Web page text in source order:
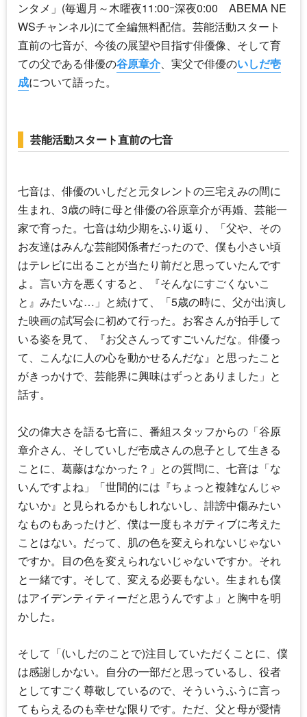
ンタメ」(毎週月～木曜夜11:00ｰ深夜0:00 ABEMA NE
WSチャンネル)にて全編無料配信。芸能活動スタート
直前の七音が、今後の展望や目指す俳優像、そして育
ての父である俳優の谷原章介、実父で俳優のいしだ壱
成について語った。
芸能活動スタート直前の七音
七音は、俳優のいしだと元タレントの三宅えみの間に
生まれ、3歳の時に母と俳優の谷原章介が再婚、芸能一
家で育った。七音は幼少期をふり返り、「父や、その
お友達はみんな芸能関係者だったので、僕も小さい頃
はテレビに出ることが当たり前だと思っていたんです
よ。言い方を悪くすると、『そんなにすごくないこ
と』みたいな…」と続けて、「5歳の時に、父が出演し
た映画の試写会に初めて行った。お客さんが拍手して
いる姿を見て、『お父さんってすごいんだな。俳優っ
て、こんなに人の心を動かせるんだな』と思ったこと
がきっかけで、芸能界に興味はずっとありました」と
話す。
父の偉大さを語る七音に、番組スタッフからの「谷原
章介さん、そしていしだ壱成さんの息子として生きる
ことに、葛藤はなかった？」との質問に、七音は「な
いんですよね」「世間的には『ちょっと複雑なんじゃ
ないか』と見られるかもしれないし、誹謗中傷みたい
なものもあったけど、僕は一度もネガティブに考えた
ことはない。だって、肌の色を変えられないじゃない
ですか。目の色を変えられないじゃないですか。それ
と一緒です。そして、変える必要もない。生まれも僕
はアイデンティティーだと思うんですよ」と胸中を明
かした。
そして「(いしだのことで)注目していただくことに、僕
は感謝しかない。自分の一部だと思っているし、役者
としてすごく尊敬しているので、そういうふうに言っ
てもらえるのも幸せな限りです。ただ、父と母が愛情